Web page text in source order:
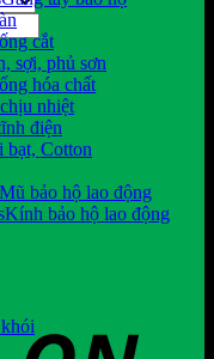
cắt
sợi, phủ sơn
hóa chất
nhiệt
điện
bạt, Cotton
Mũ bảo hộ lao động
Kính bảo hộ lao động